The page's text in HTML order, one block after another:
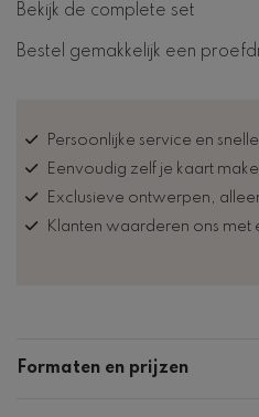
Bekijk de complete set
Bestel gemakkelijk een
Persoonlijke service en
Eenvoudig zelf je kaart
Exclusieve ontwerpen,
Klanten waarderen ons met
Formaten en prijzen